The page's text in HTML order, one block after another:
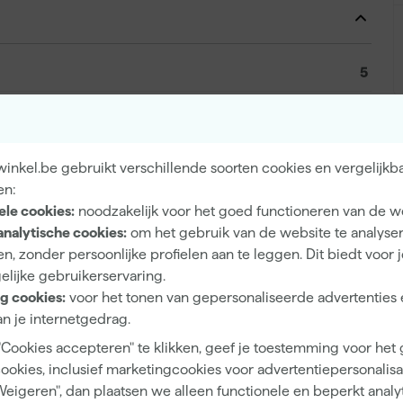
gebruikt verschillende soorten cookies en
cookies: noodzakelijk voor het goed functioneren van de
cookies: om het gebruik van de website te
zonder persoonlijke profielen aan te leggen. Dit biedt voor
gebruikerservaring.
cookies: voor het tonen van gepersonaliseerde advertenties
je internetgedrag.
accepteren" te klikken, geef je toestemming voor het
inclusief marketingcookies voor
dan plaatsen we alleen functionele en beperkt
5
0088381490153
163601
42 L